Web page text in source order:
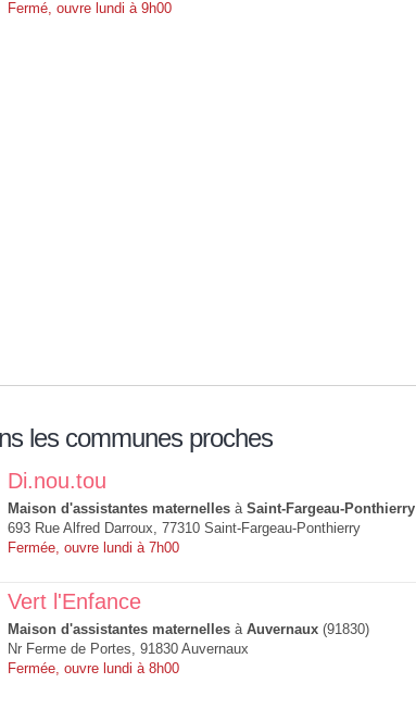
Fermé, ouvre lundi à 9h00
les communes proches
Di.nou.tou
Maison d'assistantes maternelles à Saint-Fargeau-Ponthierry
693 Rue Alfred Darroux, 77310 Saint-Fargeau-Ponthierry
Fermée, ouvre lundi à 7h00
Vert l'Enfance
Maison d'assistantes maternelles à Auvernaux (91830)
Nr Ferme de Portes, 91830 Auvernaux
Fermée, ouvre lundi à 8h00